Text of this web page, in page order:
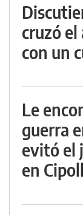
cruzó
con un
Le
guerra
evitó el
en